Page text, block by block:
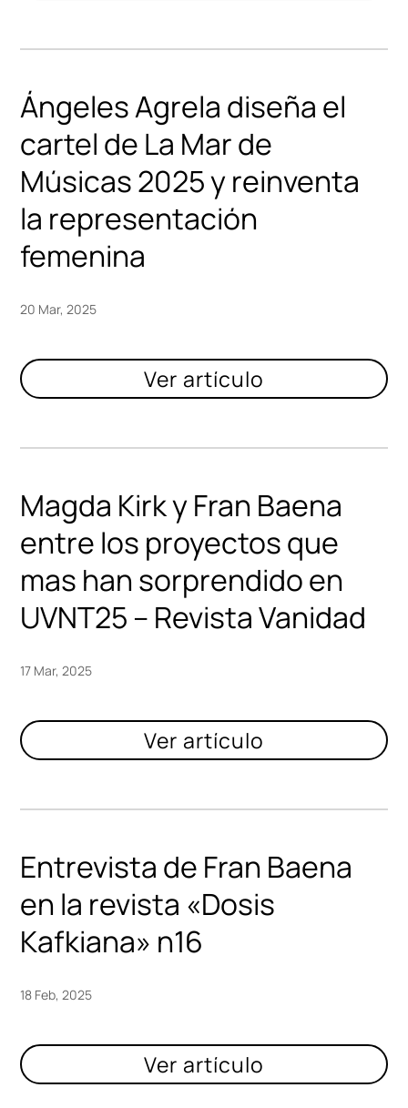
Ángeles Agrela diseña el
cartel de La Mar de
Músicas 2025 y reinventa
la representación
femenina
20 Mar, 2025
Magda Kirk y Fran Baena
entre los proyectos que
mas han sorprendido en
UVNT25 – Revista Vanidad
17 Mar, 2025
Entrevista de Fran Baena
en la revista «Dosis
Kafkiana» n16
18 Feb, 2025